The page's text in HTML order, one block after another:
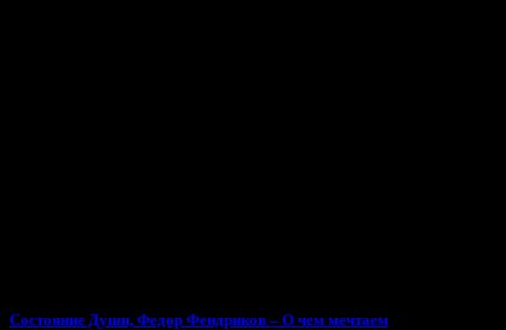
Состояние Души, Федор Фендриков – О чем мечтаем